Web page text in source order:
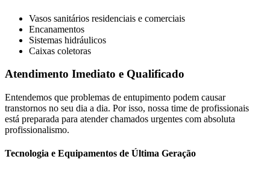
Vasos sanitários residenciais e comerciais
Encanamentos
Sistemas hidráulicos
Caixas coletoras
Atendimento Imediato e Qualificado
Entendemos que problemas de entupimento podem causar
transtornos no seu dia a dia. Por isso, nossa time de profissionais
está preparada para atender chamados urgentes com absoluta
profissionalismo.
Tecnologia e Equipamentos de Última Geração